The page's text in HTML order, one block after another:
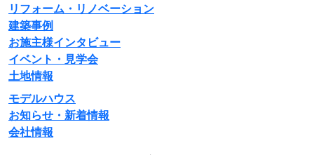
リフォーム・リノベーション
建築事例
お施主様インタビュー
イベント・見学会
土地情報
モデルハウス
お知らせ・新着情報
会社情報